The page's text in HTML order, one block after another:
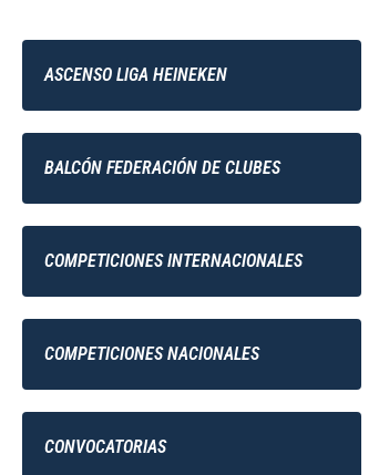
ASCENSO LIGA HEINEKEN
BALCÓN FEDERACIÓN DE CLUBES
COMPETICIONES INTERNACIONALES
COMPETICIONES NACIONALES
CONVOCATORIAS